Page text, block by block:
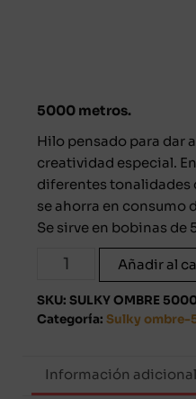
5000 metros.
Hilo pensado para dar
creatividad especial.
diferentes tonalidades
se ahorra en consumo
Se sirve en bobinas de
Hilo
bordar
Gunold
m
Añadir al
SKU: SULKY OMBRE
Categoría: Sulky ombre-
Información adicional